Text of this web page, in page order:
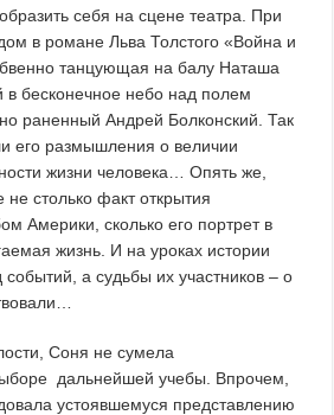
себя на сцене театра. При
в романе Льва Толстого «Война и
танцующая на балу Наташа
в бесконечное небо над полем
раненный Андрей Болконский. Так
его размышления о величии
жизни человека… Опять же,
столько факт открытия
Америки, сколько его портрет в
жизнь. И на уроках истории
событий, а судьбы их участников – о
Соня не сумела
дальнейшей учебы. Впрочем,
устоявшемуся представлению